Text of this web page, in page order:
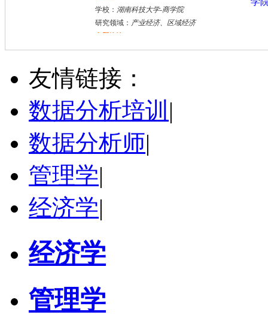
学校： 湖南科技大学-商学院
研究领域： 产业经济、区域经济
立即咨询
胡** 株洲市
硕导
学校：湖南工业大学
立即咨询
友情链接：
数据分析培训 |
数据分析师|
管理学|
经济学|
经济学
管理学